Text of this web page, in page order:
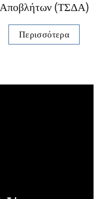
Αποβλήτων (ΤΣΔΑ)
Περισσότερα